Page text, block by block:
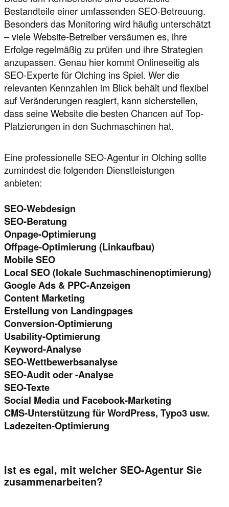
Bestandteile einer umfassenden SEO-Betreuung.
Besonders das Monitoring wird häufig unterschätzt
– viele Website-Betreiber versäumen es, ihre
Erfolge regelmäßig zu prüfen und ihre Strategien
anzupassen. Genau hier kommt Onlineseitig als
SEO-Experte für Olching ins Spiel. Wer die
relevanten Kennzahlen im Blick behält und flexibel
auf Veränderungen reagiert, kann sicherstellen,
dass seine Website die besten Chancen auf Top-
Platzierungen in den Suchmaschinen hat.
Eine professionelle SEO-Agentur in Olching sollte
zumindest die folgenden Dienstleistungen
anbieten:
SEO-Webdesign
SEO-Beratung
Onpage-Optimierung
Offpage-Optimierung (Linkaufbau)
Mobile SEO
Local SEO (lokale Suchmaschinenoptimierung)
Google Ads & PPC-Anzeigen
Content Marketing
Erstellung von Landingpages
Conversion-Optimierung
Usability-Optimierung
Keyword-Analyse
SEO-Wettbewerbsanalyse
SEO-Audit oder -Analyse
SEO-Texte
Social Media und Facebook-Marketing
CMS-Unterstützung für WordPress, Typo3 usw.
Ladezeiten-Optimierung
Ist es egal, mit welcher SEO-Agentur Sie
zusammenarbeiten?